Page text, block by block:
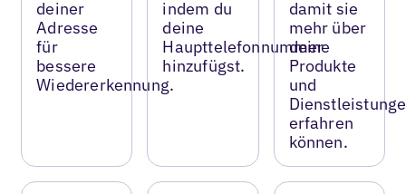
deiner
Adresse
für
bessere
Wiedererkennung.
indem du
deine
Haupttelefonnummer
hinzufügst.
damit sie
mehr über
deine
Produkte
und
erfahren
können.